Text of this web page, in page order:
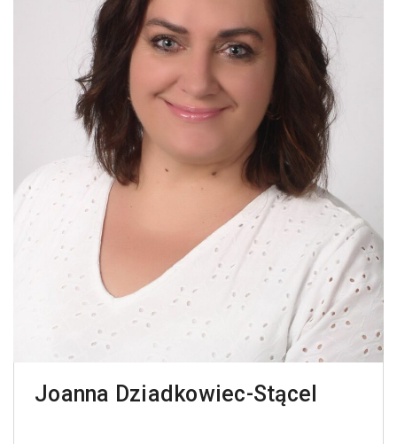
Joanna Dziadkowiec-Stącel